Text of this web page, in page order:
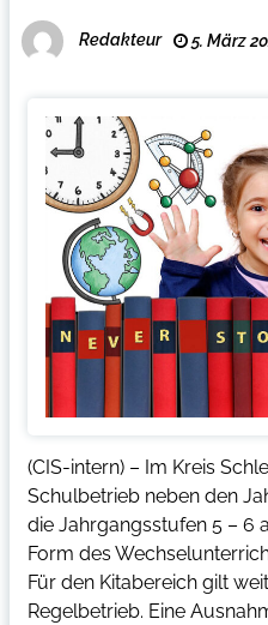
Redakteur 5. März
(CIS-intern) – Im Kreis
Schulbetrieb neben den
die Jahrgangsstufen 5 – 6
Form des
Für den Kitabereich gilt
Regelbetrieb. Eine